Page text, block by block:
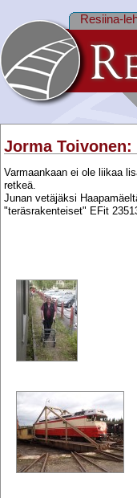
Resiina-
Jorma Toivonen:
Varmaankaan ei ole liikaa
retkeä.
Junan vetäjäksi
"teräsrakenteiset" EFit